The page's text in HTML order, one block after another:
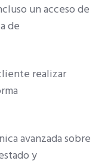
un acceso de
de
realizar
avanzada sobre
y